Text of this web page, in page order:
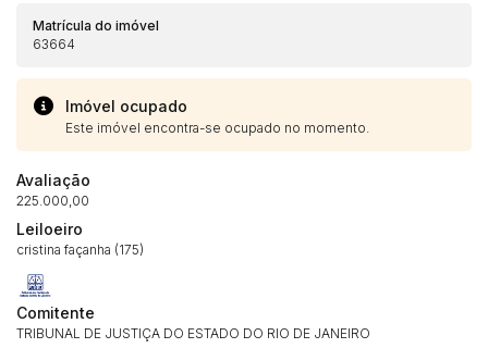
Matrícula do imóvel
63664
Imóvel ocupado
Este imóvel encontra-se ocupado no momento.
Avaliação
225.000,00
Leiloeiro
cristina façanha (175)
Comitente
TRIBUNAL DE JUSTIÇA DO ESTADO DO RIO DE JANEIRO